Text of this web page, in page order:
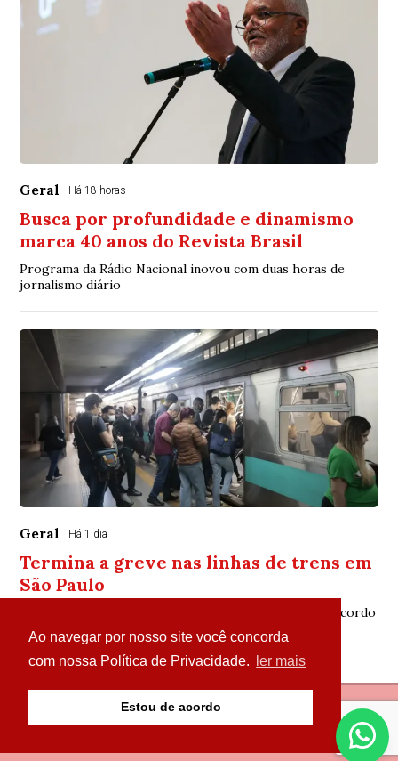
Ao navegar por nosso site você concorda
com nossa Política de Privacidade.
ler mais
Estou de acordo
Geral Há 18 horas
Busca por profundidade e dinamismo
marca 40 anos do Revista Brasil
Programa da Rádio Nacional inovou com duas horas de
jornalismo diário
Geral Há 1 dia
Termina a greve nas linhas de trens em
São Paulo
Sindicato mantém estado de greve para acompanhar acordo
© Copyright 2026 - Portal Parazão Tem de Tudo - Todos